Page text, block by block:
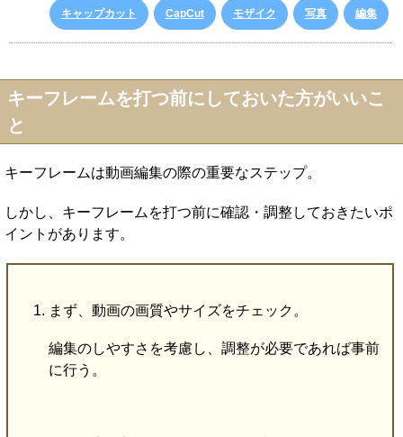
キャップカット CapCut モザイク 写真 編集
キーフレームを打つ前にしておいた方がいいこ
と
キーフレームは動画編集の際の重要なステップ。
しかし、キーフレームを打つ前に確認・調整しておきたいポ
イントがあります。
まず、動画の画質やサイズをチェック。
編集のしやすさを考慮し、調整が必要であれば事前
に行う。